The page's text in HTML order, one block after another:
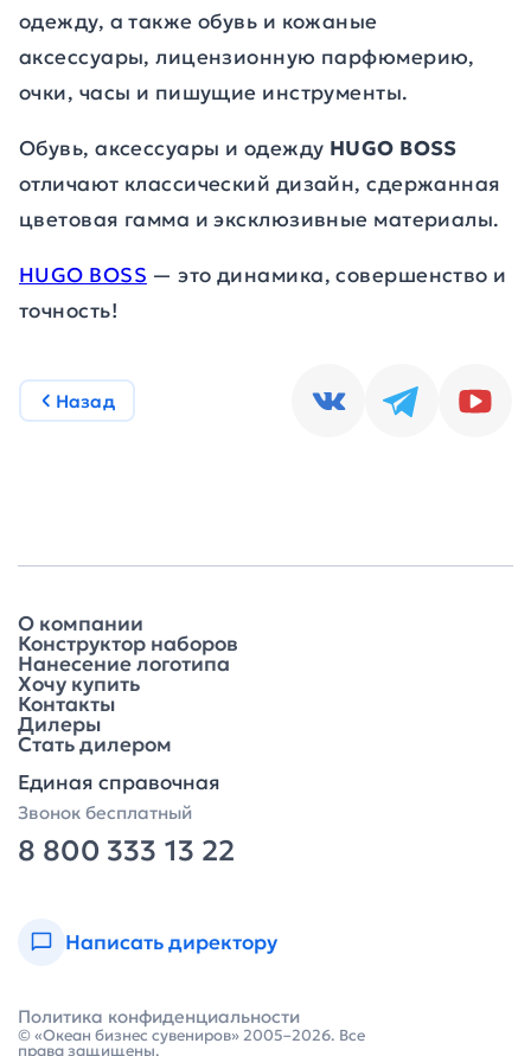
одежду, а также обувь и кожаные
аксессуары, лицензионную парфюмерию,
очки, часы и пишущие инструменты.
Обувь, аксессуары и одежду HUGO BOSS
отличают классический дизайн, сдержанная
цветовая гамма и эксклюзивные материалы.
HUGO BOSS — это динамика, совершенство и
точность!
Назад
О компании
Конструктор наборов
Нанесение логотипа
Хочу купить
Контакты
Дилеры
Стать дилером
Единая справочная
Звонок бесплатный
8 800 333 13 22
Написать директору
© «Океан бизнес сувениров» 2005–2026. Все
права защищены.
Политика конфиденциальности